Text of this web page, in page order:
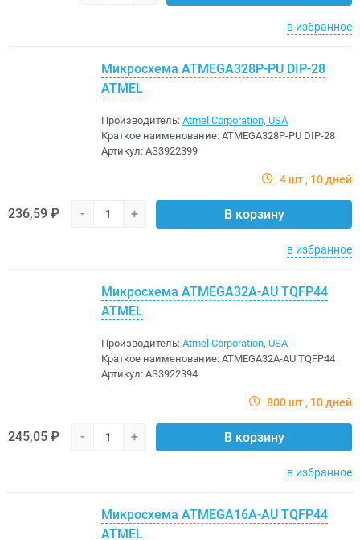
в избранное
Микросхема ATMEGA328P-PU DIP-28
ATMEL
Производитель: Atmel Corporation, USA
Краткое наименование: ATMEGA328P-PU DIP-28
Артикул: AS3922399
4 шт 10 дней
236,59 ₽ - + В корзину
в избранное
Микросхема ATMEGA32A-AU TQFP44
ATMEL
Производитель: Atmel Corporation, USA
Краткое наименование: ATMEGA32A-AU TQFP44
Артикул: AS3922394
800 шт 10 дней
245,05 ₽ - + В корзину
в избранное
Микросхема ATMEGA16A-AU TQFP44
ATMEL